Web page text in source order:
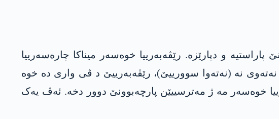
و دپارێزە. رێڤەبەرییا خوەسەر میناکا چارەسەرییا
نەتەوی نە (نەتەوا سوورییێ)، رێڤەبەرییێ د ڤی واری دە خوە
خوەسەر مە ژ مەترسییێن پارچەبوونێ دوور دخە. ئەڤ یەک